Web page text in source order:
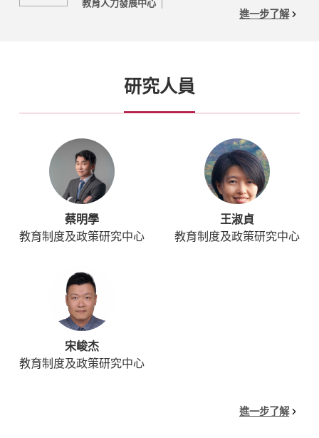
教育人力發展中心
進一步了解
研究人員
蔡明學
教育制度及政策研究中心
王淑貞
教育制度及政策研究中心
宋峻杰
教育制度及政策研究中心
進一步了解